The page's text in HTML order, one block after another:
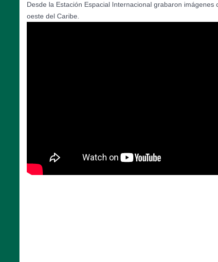
Desde la Estación Espacial Internacional grabaron imágenes
oeste del Caribe.